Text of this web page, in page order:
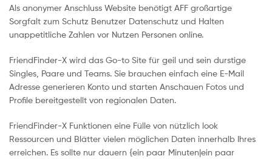
Als anonymer Anschluss Website benötigt AFF großartige
Sorgfalt zum Schutz Benutzer Datenschutz und Halten
unappetitliche Zahlen vor Nutzen Personen online.
FriendFinder-X wird das Go-to Site für geil und sein durstige
Singles, Paare und Teams. Sie brauchen einfach eine E-Mail
Adresse generieren Konto und starten Anschauen Fotos und
Profile bereitgestellt von regionalen Daten.
FriendFinder-X Funktionen eine Fülle von nützlich look
Ressourcen und Blätter vielen möglichen Daten innerhalb Ihres
erreichen. Es sollte nur dauern {ein paar Minuten|ein paar